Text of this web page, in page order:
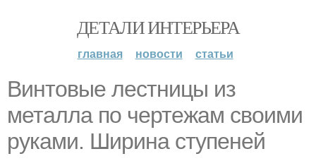
ДЕТАЛИ ИНТЕРЬЕРА
главная новости статьи
Винтовые лестницы из
металла по чертежам своими
руками. Ширина ступеней